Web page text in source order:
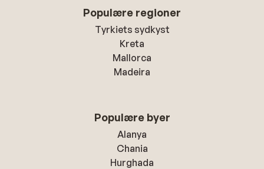
Populære regioner
Tyrkiets sydkyst
Kreta
Mallorca
Madeira
Populære byer
Alanya
Chania
Hurghada